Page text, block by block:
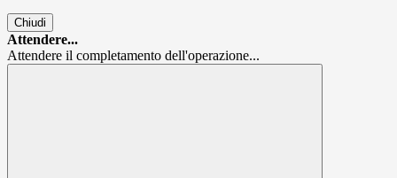
Chiudi
Attendere...
Attendere il completamento dell'operazione...